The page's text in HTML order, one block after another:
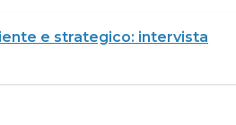
e strategico: intervista